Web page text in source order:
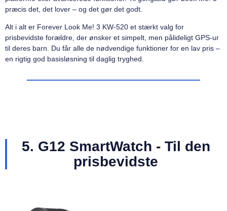
præcis det, det lover – og det gør det godt.
Alt i alt er Forever Look Me! 3 KW-520 et stærkt valg for
prisbevidste forældre, der ønsker et simpelt, men pålideligt GPS-ur
til deres barn. Du får alle de nødvendige funktioner for en lav pris –
en rigtig god basisløsning til daglig tryghed.
5. G12 SmartWatch - Til den
prisbevidste